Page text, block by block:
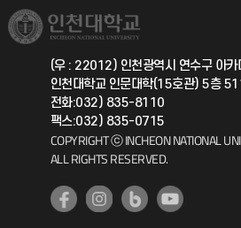
취업정보(학생)
총동문회
국제지원과
공자아카데미
기초교육원
(우 : 22012) 인천광역시 연수구 아
인천대학교 인문대학(15호관) 5층
전화:032) 835-8110
팩스:032) 835-0715
COPYRIGHT ⓒ INCHEON NATIONAL
ALL RIGHTS RESERVED.